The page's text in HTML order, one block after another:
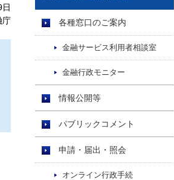
庁
各種窓口のご案内
金融サービス利用者相談室
金融行政モニター
情報公開等
パブリックコメント
申請・届出・照会
オンライン行政手続